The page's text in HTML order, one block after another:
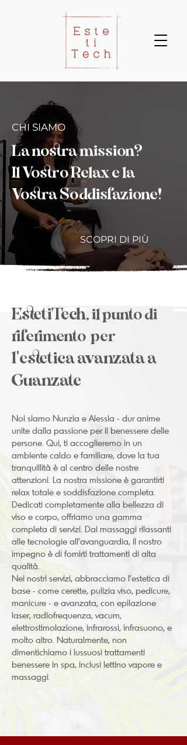
CHI SIAMO
La nostra mission?
Il Vostro Relax e la
Vostra Soddisfazione!
SCOPRI DI PIÙ
EstetiTech,il punto di
riferimento per
l'estetica avanzata a
Guanzate
Noi siamo Nunzia e Alessia - dur anime
unite dalla passione per il benessere delle
persone. Qui, ti accoglieremo in un
ambiente caldo e familiare, dove la tua
tranquillità è al centro delle nostre
attenzioni. La nostra missione è garantirti
relax totale e soddisfazione completa.
Dedicati completamente alla bellezza di
viso e corpo, offriamo una gamma
completa di servizi. Dai massaggi rilassanti
alle tecnologie all'avanguardia, il nostro
impegno è di fornirti trattamenti di alta
qualità.
Nei nostri servizi, abbracciamo l'estetica di
base - come cerette, pulizia viso, pedicure,
manicure - e avanzata, con epilazione
laser, radiofrequenza, vacum,
elettrostimolazione, infrarossi, infrasuono, e
molto altro. Naturalmente, non
dimentichiamo i lussuosi trattamenti
benessere in spa, inclusi lettino vapore e
massaggi.